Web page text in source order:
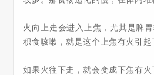
火向上走会进入上焦，尤其是脾
积食咳嗽，就是这个上焦有火引起
如果火往下走，就会变成下焦有火